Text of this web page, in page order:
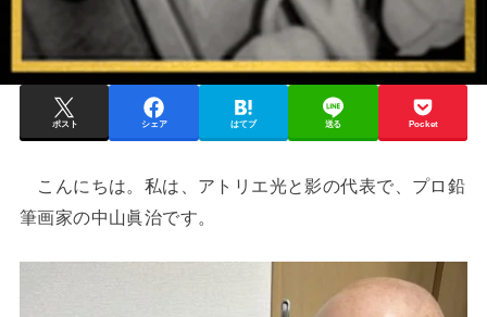
ポスト シェア はてブ 送る Pocket
こんにちは。私は、アトリエ光と影の代表で、プロ鉛
筆画家の中山眞治です。